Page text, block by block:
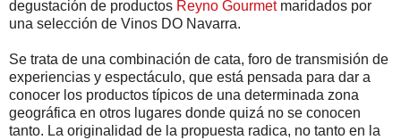
degustación de productos Reyno Gourmetmaridados por
una selección de Vinos DO Navarra.
Se trata de una combinación de cata, foro de transmisión de
experiencias y espectáculo, que está pensada para dar a
conocer los productos típicos de una determinada zona
geográfica en otros lugares donde quizá no se conocen
tanto. La originalidad de la propuesta radica, no tanto en la